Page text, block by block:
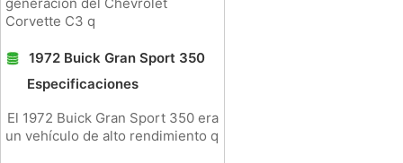
Corvette C3 q
1972 Buick Gran Sport 350
Especificaciones
El 1972 Buick Gran Sport 350 era
un vehículo de alto rendimiento q